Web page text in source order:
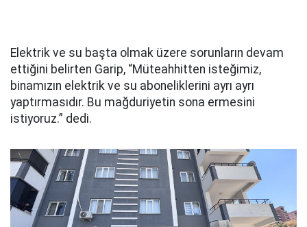
Elektrik ve su başta olmak üzere sorunların devam
ettiğini belirten Garip, “Müteahhitten isteğimiz,
binamızın elektrik ve su aboneliklerini ayrı ayrı
yaptırmasıdır. Bu mağduriyetin sona ermesini
istiyoruz.” dedi.